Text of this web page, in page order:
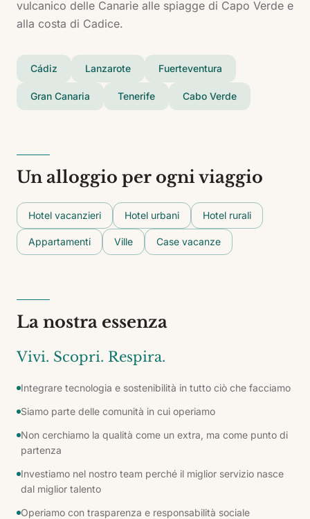
vulcanico delle Canarie alle spiagge di Capo Verde e
alla costa di Cadice.
Cádiz Lanzarote Fuerteventura
Gran Canaria Tenerife Cabo Verde
Un alloggio per ogni viaggio
Hotel vacanzieri Hotel urbani Hotel rurali
Appartamenti Ville Case vacanze
La nostra essenza
Vivi. Scopri. Respira.
Integrare tecnologia e sostenibilità in tutto ciò che facciamo
Siamo parte delle comunità in cui operiamo
Non cerchiamo la qualità come un extra, ma come punto di
partenza
Investiamo nel nostro team perché il miglior servizio nasce
dal miglior talento
Operiamo con trasparenza e responsabilità sociale